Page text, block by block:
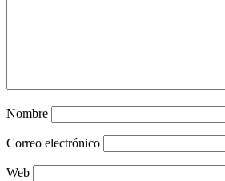
Nombre
Correo electrónico
Web